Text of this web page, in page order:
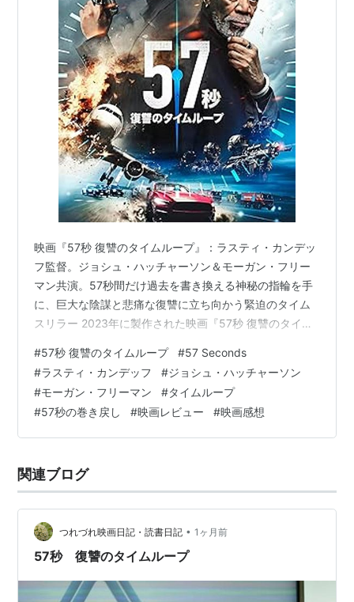
キッズ・オールライト（2010） 出演
ダレン・シャン（2009） 出演
ブレイキング・ポイント（2008）＜未＞ 出演
センター・オブ・ジ・アース（2008） 出演
テラビシアにかける橋（2007） 出演
（2006）＜未＞ 出演
ファイアー・ドッグ 消防犬デューイの大冒険
（2006） 出演
ペナルティ・パパ（2005）＜未＞ 出演
小さな恋のものがたり（2005）＜未＞ 出演
ザスーラ（2005） 出演
ポーラー・エクスプレス（2004） 声の出演
ワイルダー・デイズ （2003）＜TVM＞ 出演
ワン・ラスト・ライド（2003）＜未＞ 出演
ERIX 緊急救命室 （第9シーズン）（2002-2003）
＜TV＞ ゲスト出演
映画『57秒 復讐のタイムループ』：ラスティ・カンデッ
フ監督。ジョシュ・ハッチャーソン＆モーガン・フリー
マン共演。57秒間だけ過去を書き換える神秘の指輪を手
に、巨大な陰謀と悲痛な復讐に立ち向かう緊迫のタイム
スリラー 2023年に製作された映画『57秒 復讐のタイム
時に正確に57秒間だけ時間を巻き戻すことができる謎の
指輪を手に入れた主人公が、妹を死に追いやった冷酷な
製薬会社への壮絶な復讐劇に身を投じていく姿を描い
た、知性派SFサスペンス・スリラー映画です。監督を務
めるのは、人間の欲望や社会の闇をコミカルかつスリリ
#57秒 復讐のタイムループ #57 Seconds
#ラスティ・カンデッフ #ジョシュ・ハッチャーソン
#モーガン・フリーマン #タイムループ
#57秒の巻き戻し #映画レビュー #映画感想
関連ブログ
つれづれ映画日記・読書日記 • 1ヶ月前
57秒 復讐のタイムループ